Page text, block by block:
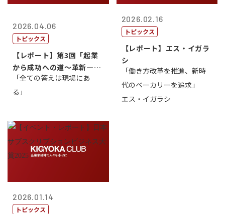
2026.04.06
トピックス
【レポート】第3回「起業
から成功への道～革新―挑
戦の先にある...
「全ての答えは現場にあ
る」
2026.02.16
トピックス
【レポート】エス・イガラ
シ
「働き方改革を推進、新時
代のベーカリーを追求」
エス・イガラシ
2026.01.14
トピックス